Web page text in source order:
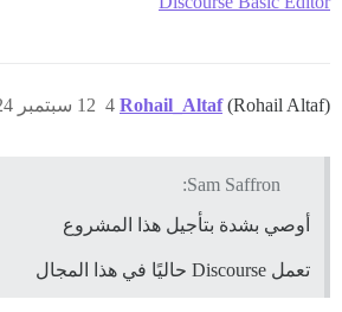
Rohail_Altaf (Rohail Altaf) 12 سبتمبر 2024، 4:38م 4
Sam Saffron:
أوصي بشدة بتأجيل هذا المشروع
تعمل Discourse حاليًا في هذا المجال